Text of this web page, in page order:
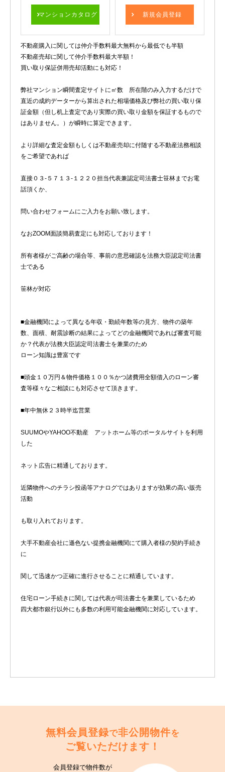
マンションカタログ 新規会員登録
不動産購入に関しては仲介手数料最大無料から最低でも半額
不動産売却に関して仲介手数料最大半額！
買い取り保証併用売却活動にも対応！
弊社マンション瞬間査定サイトに㎡数 所在階のみ入力するだけで
直近の成約データーから算出された相場価格及び弊社の買い取り保
証金額（但し机上査定であり実際の買い取り金額を保証するもので
はありません。）が瞬時に算定できます。
より詳細な査定金額もしくは不動産売却に付随する不動産法務相談
をご希望であれば
直接０３-５７１３-１２２０担当代表兼認定司法書士笹林までお電
話頂くか、
問い合わせフォームにご入力をお願い致します。
なおZOOM面談簡易査定にも対応しております！
所有者様がご高齢の場合等、事前の意思確認を法務大臣認定司法書
士である
笹林が対応
■金融機関によって異なる年収・勤続年数等の見方、物件の築年
数、面積、耐震診断の結果によってどの金融機関であれば審査可能
か？代表が法務大臣認定司法書士を兼業のため
ローン知識は豊富です
■頭金１０万円＆物件価格１００％かつ諸費用全額借入のローン審
査等様々なご相談にも対応させて頂きます。
■年中無休２３時半迄営業
SUUMOやYAHOO不動産 アットホーム等のポータルサイトを利用
した
ネット広告に精通しております。
近隣物件へのチラシ投函等アナログではありますが効果の高い販売
活動
も取り入れております。
大手不動産会社に遜色ない提携金融機関にて購入者様の契約手続き
に
関して迅速かつ正確に進行させることに精通しています。
住宅ローン手続きに関しては代表が司法書士を兼業しているため
四大都市銀行以外にも多数の利用可能金融機関に対応しています。
無料会員登録で非公開物件を
ご覧いただけます！
会員登録で物件数が